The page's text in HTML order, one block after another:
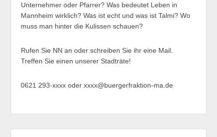
Unternehmer oder Pfarrer? Was bedeutet Leben in
Mannheim wirklich? Was ist echt und was ist Talmi? Wo
muss man hinter die Kulissen schauen?
Rufen Sie NN an oder schreiben Sie ihr eine Mail.
Treffen Sie einen unserer Stadträte!
0621 293-xxxx oder xxxx@buergerfraktion-ma.de